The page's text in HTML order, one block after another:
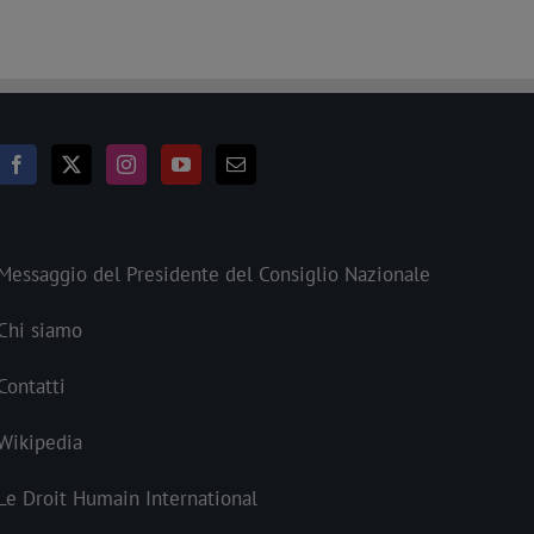
del Presidente del Consiglio Nazionale
siamo
Droit Humain International